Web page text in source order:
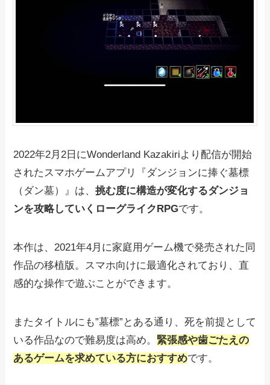
2022年2月2日にWonderland Kazakiriより配信が開始
されたスマホゲームアプリ『ダンジョンに捧ぐ墓標
（ダン墓）』は、挑む度に構造が変化するダンジョ
ンを攻略していくローグライクRPGです。
本作は、2021年4月に家庭用ゲーム機で発売された同
作品の移植版。スマホ向けに最適化されており、直
感的な操作で遊ぶことができます。
またタイトルにも”墓標”とある通り、死を前提として
いる作品なので難易度は高め。 緊張感や歯ごたえの
あるゲームを求めている方におすすめです。